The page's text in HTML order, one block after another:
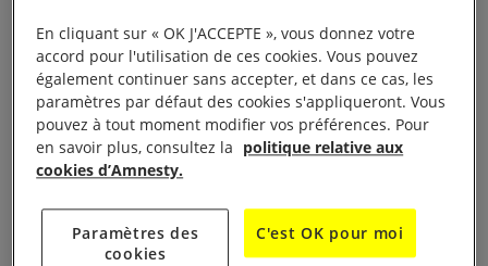
particulièrement touchés : un grand nombre d’entre
eux ont déjà été tués et blessés.
Alors, avec le téléphone de sa mère, Janna a
commencé à filmer les abus de pouvoir commis par
et à les diffuser via les réseaux sociaux. Ainsi, à l’âge
de 13 ans, elle a été reconnue comme une des plus
En cliquant sur « OK J'ACCEPTE », vous donnez votre
accord pour l'utilisation de ces cookies. Vous pouvez
également continuer sans accepter, et dans ce cas, les
paramètres par défaut des cookies s'appliqueront. Vous
pouvez à tout moment modifier vos préférences. Pour
en savoir plus, consultez la politique relative aux
cookies d’Amnesty.
Paramètres des
cookies
C'est OK pour moi